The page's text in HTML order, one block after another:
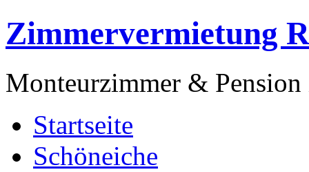
Zimmervermietung
Monteurzimmer & Pension
Startseite
Schöneiche